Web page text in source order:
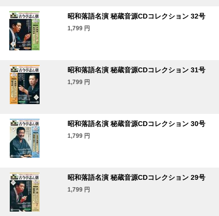
昭和落語名演 秘蔵音源CDコレクション 32号
1,799 円
昭和落語名演 秘蔵音源CDコレクション 31号
1,799 円
昭和落語名演 秘蔵音源CDコレクション 30号
1,799 円
昭和落語名演 秘蔵音源CDコレクション 29号
1,799 円